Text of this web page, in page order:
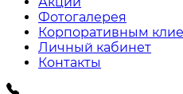
Фотогалерея
Корпоративным
Личный кабинет
Контакты